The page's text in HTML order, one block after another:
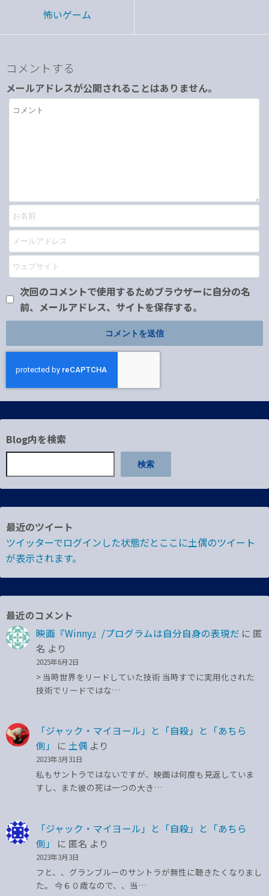
怖いゲーム
コメントする
メールアドレスが公開されることはありません。
次回のコメントで使用するためブラウザーに自分の名
前、メールアドレス、サイトを保存する。
Blog内を検索
検索
最近のツイート
ツイッターでログインした状態だとここに土偶のツイート
が表示されます。
最近のコメント
映画『Winny』/プログラムは自分自身の表現だ に 匿
名 より
2025年6月2日
> 当時世界をリードしていた技術 当時すでに実用化された
技術でリードではな…
「ジャック・マイヨール」と「自殺」と「あちら
側」
に土偶 より
2023年3月31日
私もサントラではないですが、映画は何度も見返していま
すし、また彼の死は一つの大き…
「ジャック・マイヨール」と「自殺」と「あちら
側」
に 匿名 より
2023年3月3日
フと、、グランブルーのサントラが無性に聴きたくなりまし
た。 今６０歳なので、、当…